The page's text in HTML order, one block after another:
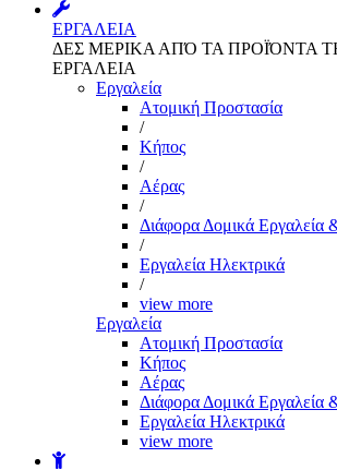
ΕΡΓΑΛΕΙΑ
ΔΕΣ ΜΕΡΙΚΑ ΑΠΌ ΤΑ ΠΡΟΪΌΝΤΑ
ΕΡΓΑΛΕΙΑ
Εργαλεία
Aτομική Προστασία
/
Kήπος
/
Αέρας
/
Διάφορα Δομικά Εργαλεία
/
Εργαλεία Ηλεκτρικά
/
view more
Εργαλεία
Aτομική Προστασία
Kήπος
Αέρας
Διάφορα Δομικά Εργαλεία
Εργαλεία Ηλεκτρικά
view more